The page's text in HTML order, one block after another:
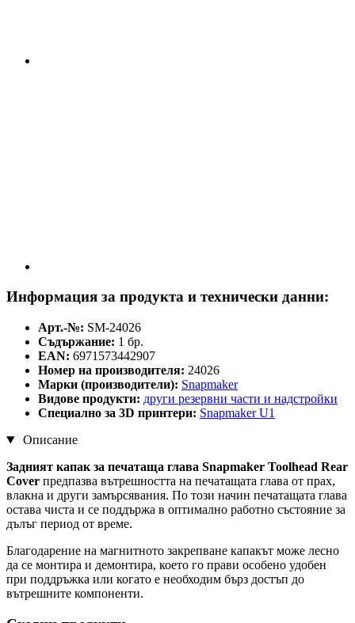
Информация за продукта и технически данни:
Арт.-№: SM-24026
Съдържание: 1 бр.
EAN: 6971573442907
Номер на производителя: 24026
Марки (производители): Snapmaker
Видове продукти: други резервни части и надстройки
Специално за 3D принтери: Snapmaker U1
Описание
Задният капак за печатаща глава Snapmaker Toolhead Rear
Cover предпазва вътрешността на печатащата глава от прах,
влакна и други замърсявания. По този начин печатащата глава
остава чиста и се поддържа в оптимално работно състояние за
дълъг период от време.
Благодарение на магнитното закрепване капакът може лесно
да се монтира и демонтира, което го прави особено удобен
при поддръжка или когато е необходим бърз достъп до
вътрешните компоненти.